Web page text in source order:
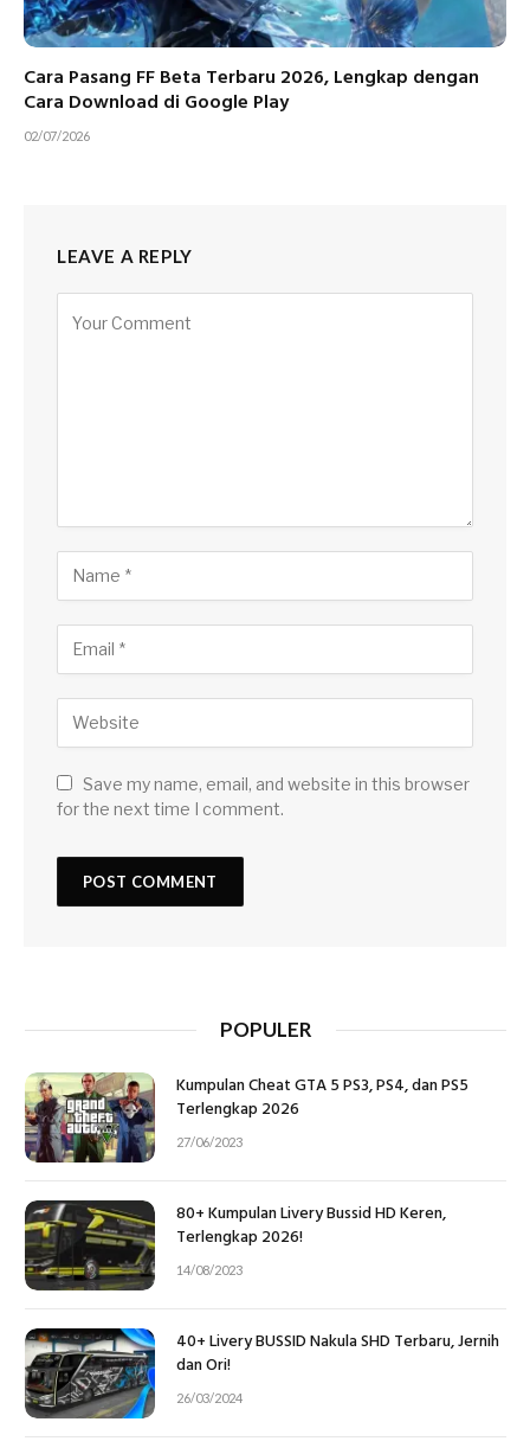
Cara Pasang FF Beta Terbaru 2026, Lengkap dengan
Cara Download di Google Play
02/07/2026
LEAVE A REPLY
Save my name, email, and website in this browser
for the next time I comment.
POPULER
Kumpulan Cheat GTA 5 PS3, PS4, dan PS5
Terlengkap 2026
27/06/2023
80+ Kumpulan Livery Bussid HD Keren,
Terlengkap 2026!
14/08/2023
40+ Livery BUSSID Nakula SHD Terbaru, Jernih
dan Ori!
26/03/2024